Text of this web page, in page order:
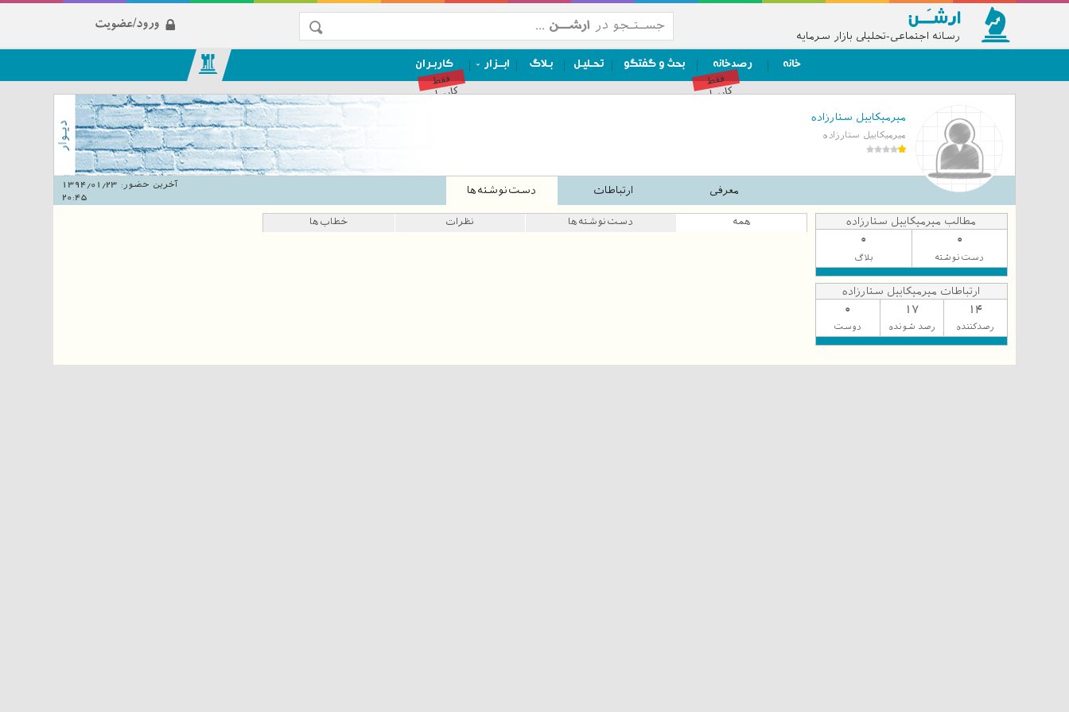
رسانه اجتماعی-تحلیلی بازار سرمایه
ورود/عضویت
خانه رصدخانه
فقط
کاربران
بحث و گفتگو تحـلیـل بـلاگ ابــزار کاربـران
فقط
کاربران
میرمیکاییل ستارزاده
میرمیکاییل ستارزاده
معرفی ارتباطات دست‌نوشته‌ها آخرین حضور:
20:45
مطالب میرمیکاییل ستارزاده
0
دست‌نوشته
0
بلاگ
ارتباطات میرمیکاییل ستارزاده
14
رصدکننده
17
رصد شونده
0
دوست
همه دست‌نوشته‌ها نظرات خطاب‌ها